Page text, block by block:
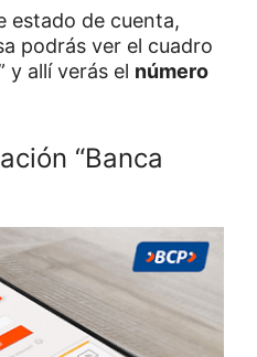
estado de cuenta,
podrás ver el cuadro
y allí verás el número
“Banca